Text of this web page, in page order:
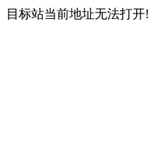
目标站当前地址无法打开!